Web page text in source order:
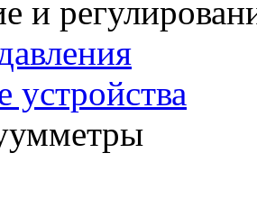
и